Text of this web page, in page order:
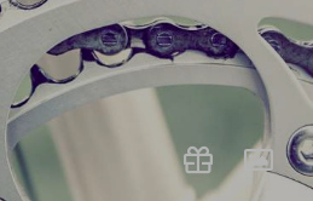
GUTSCHEINE